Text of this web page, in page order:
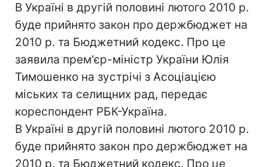
В Україні в другій половині лютого 2010 р.
буде прийнято закон про держбюджет на
2010 р. та Бюджетний кодекс. Про це
заявила прем'єр-міністр України Юлія
Тимошенко на зустрічі з Асоціацією
міських та селищних рад, передає
кореспондент РБК-Україна.
В Україні в другій половині лютого 2010 р.
буде прийнято закон про держбюджет на
2010 р. та Бюджетний кодекс. Про це